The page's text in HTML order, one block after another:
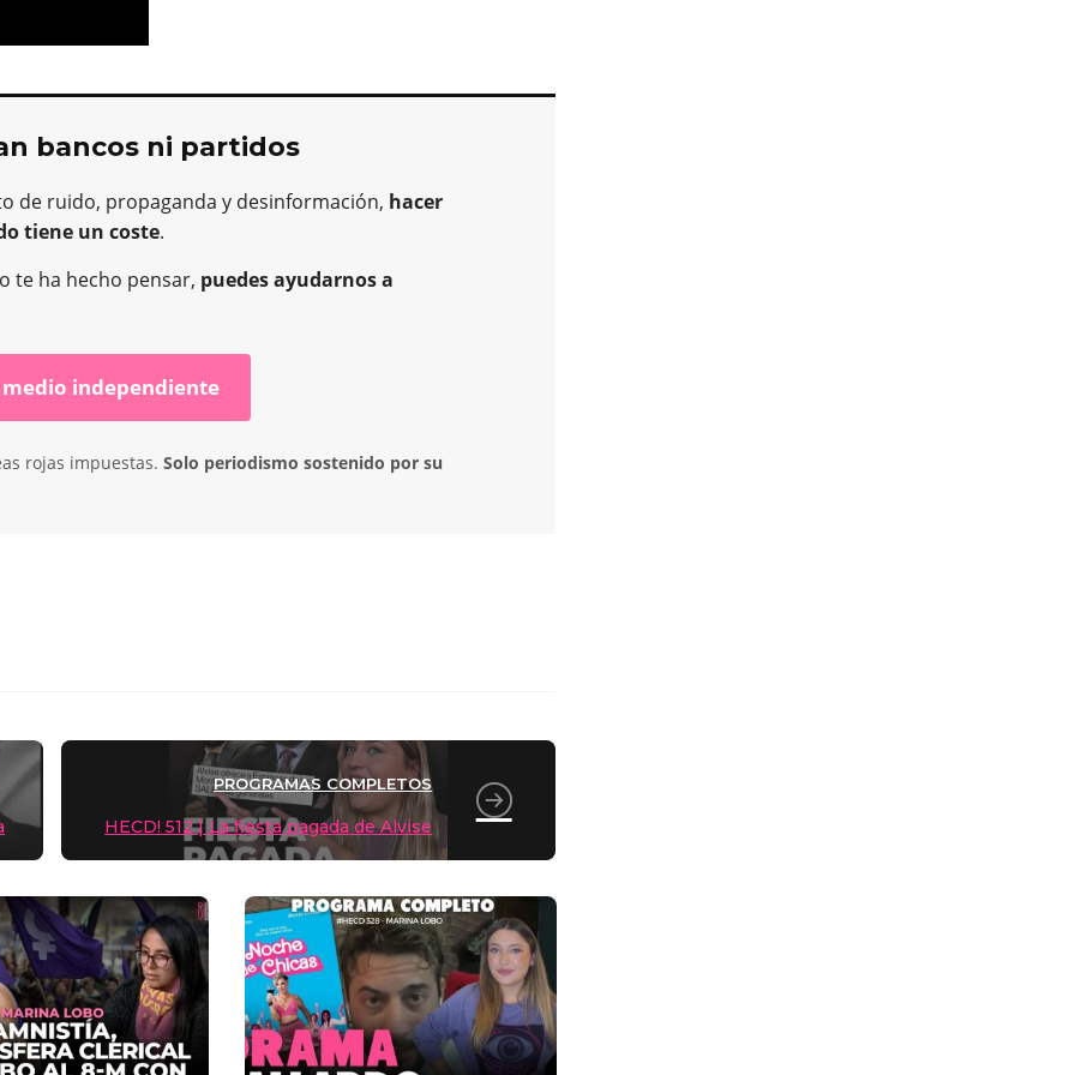
bancos ni partidos
de ruido, propaganda y desinformación, hacer
tiene un coste.
te ha hecho pensar, puedes ayudarnos a
independiente
rojas impuestas. Solo periodismo sostenido por su
PROGRAMAS COMPLETOS
HECD! 512 | La fiesta pagada de Alvise